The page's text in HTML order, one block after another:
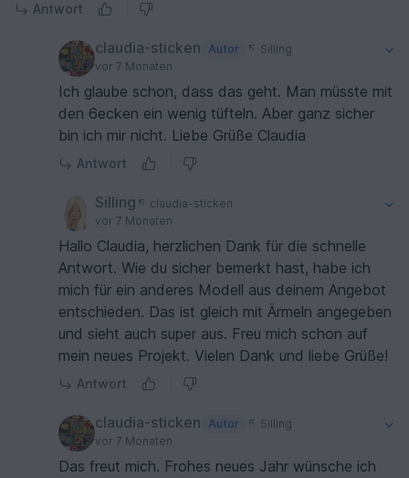
Antwort
claudia-sticken Autor
Silling
vor 7 Monaten
Ich glaube schon, dass das geht. Man müsste mit
den 6ecken ein wenig tüfteln. Aber ganz sicher
bin ich mir nicht. Liebe Grüße Claudia
Antwort
Silling
claudia-sticken
vor 7 Monaten
Hallo Claudia, herzlichen Dank für die schnelle
Antwort. Wie du sicher bemerkt hast, habe ich
mich für ein anderes Modell aus deinem Angebot
entschieden. Das ist gleich mit Ärmeln angegeben
und sieht auch super aus. Freu mich schon auf
mein neues Projekt. Vielen Dank und liebe Grüße!
Antwort
claudia-sticken Autor
Silling
vor 7 Monaten
Das freut mich. Frohes neues Jahr wünsche ich